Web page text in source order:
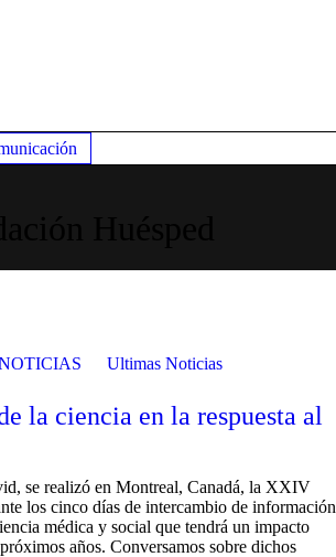
Ultimas Noticias
la ciencia en la respuesta al
se realizó en Montreal, Canadá, la XXIV
los cinco días de intercambio de información
médica y social que tendrá un impacto
años. Conversamos sobre dichos